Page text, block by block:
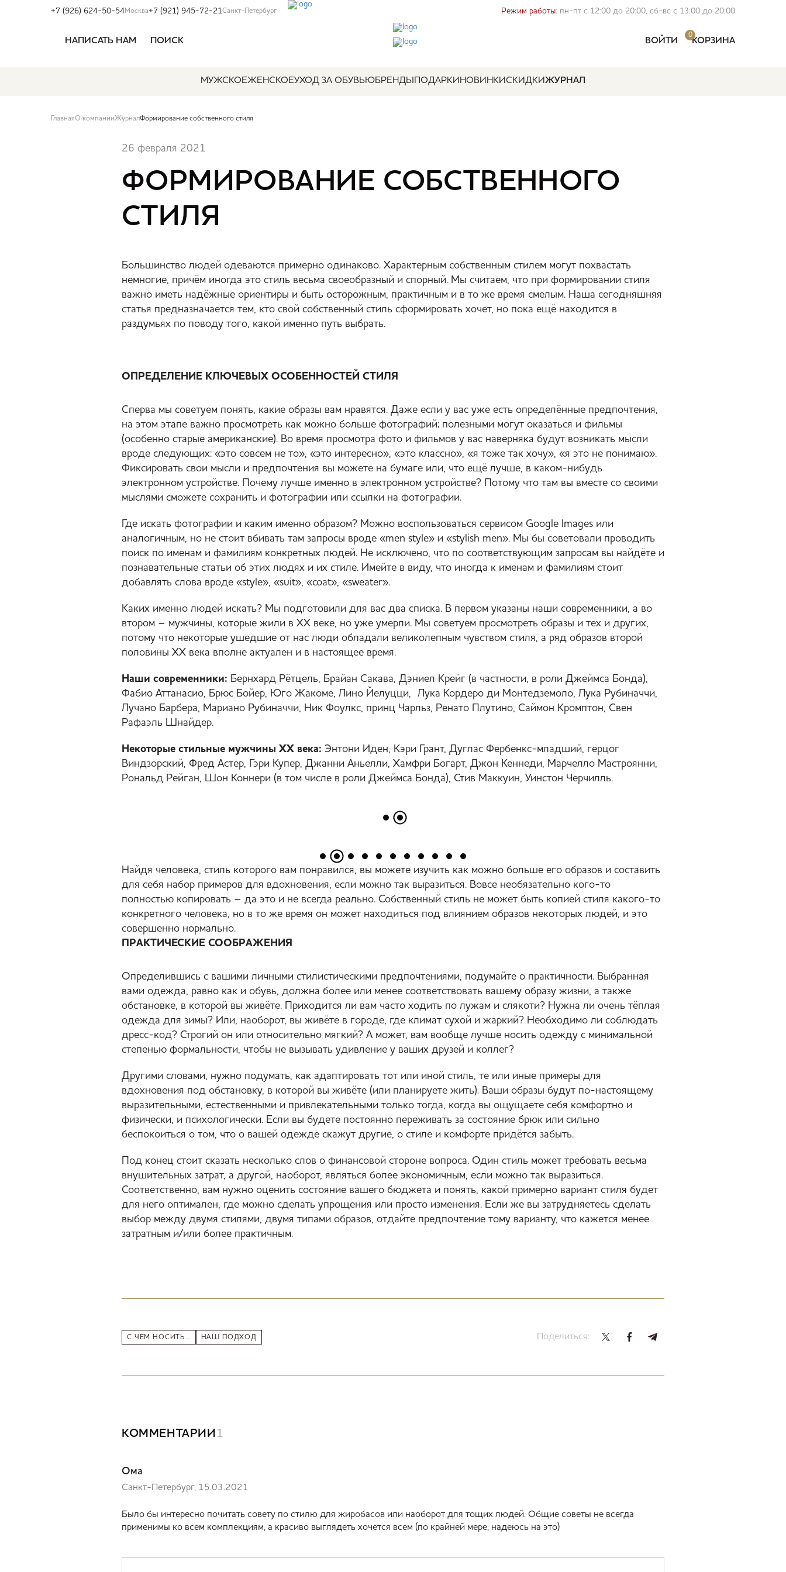
+7 (926) 624-50-54Москва+7 (921) 945-72-21Санкт-Петербург Режим работы: пн-пт с 12:00 до 20:00, сб-вс с 13:00 до 20:00
НАПИСАТЬ НАМ ПОИСК ВОЙТИ
0
КОРЗИНА
МУЖСКОЕЖЕНСКОЕУХОД ЗА ОБУВЬЮБРЕНДЫ ПОДАРКИ НОВИНКИСКИДКИЖУРНАЛ
ГлавнаяО компанииЖурналФормирование собственного стиля
26 февраля 2021
ФОРМИРОВАНИЕ СОБСТВЕННОГО
СТИЛЯ
Большинство людей одеваются примерно одинаково. Характерным собственным стилем могут похвастать
немногие, причём иногда это стиль весьма своеобразный и спорный. Мы считаем, что при формировании стиля
важно иметь надёжные ориентиры и быть осторожным, практичным и в то же время смелым. Наша сегодняшняя
статья предназначается тем, кто свой собственный стиль сформировать хочет, но пока ещё находится в
раздумьях по поводу того, какой именно путь выбрать.
ОПРЕДЕЛЕНИЕ КЛЮЧЕВЫХ ОСОБЕННОСТЕЙ СТИЛЯ
Сперва мы советуем понять, какие образы вам нравятся. Даже если у вас уже есть определённые предпочтения,
на этом этапе важно просмотреть как можно больше фотографий; полезными могут оказаться и фильмы
(особенно старые американские). Во время просмотра фото и фильмов у вас наверняка будут возникать мысли
вроде следующих: «это совсем не то», «это интересно», «это классно», «я тоже так хочу», «я это не понимаю».
Фиксировать свои мысли и предпочтения вы можете на бумаге или, что ещё лучше, в каком-нибудь
электронном устройстве. Почему лучше именно в электронном устройстве? Потому что там вы вместе со своими
мыслями сможете сохранить и фотографии или ссылки на фотографии.
Где искать фотографии и каким именно образом? Можно воспользоваться сервисом Google Images или
аналогичным, но не стоит вбивать там запросы вроде «men style» и «stylish men». Мы бы советовали проводить
поиск по именам и фамилиям конкретных людей. Не исключено, что по соответствующим запросам вы найдёте и
познавательные статьи об этих людях и их стиле. Имейте в виду, что иногда к именам и фамилиям стоит
добавлять слова вроде «style», «suit», «coat», «sweater».
Каких именно людей искать? Мы подготовили для вас два списка. В первом указаны наши современники, а во
втором – мужчины, которые жили в XX веке, но уже умерли. Мы советуем просмотреть образы и тех и других,
потому что некоторые ушедшие от нас люди обладали великолепным чувством стиля, а ряд образов второй
половины XX века вполне актуален и в настоящее время.
Наши современники: Бернхард Рётцель, Брайан Сакава, Дэниел Крейг (в частности, в роли Джеймса Бонда),
Фабио Аттанасио, Брюс Бойер, Юго Жакоме, Лино Йелуцци, Лука Кордеро ди Монтедземоло, Лука Рубиначчи,
Лучано Барбера, Мариано Рубиначчи, Ник Фоулкс, принц Чарльз, Ренато Плутино, Саймон Кромптон, Свен
Рафаэль Шнайдер.
Некоторые стильные мужчины XX века: Энтони Иден, Кэри Грант, Дуглас Фербенкс-младший, герцог
Виндзорский, Фред Астер, Гэри Купер, Джанни Аньелли, Хамфри Богарт, Джон Кеннеди, Марчелло Мастроянни,
Рональд Рейган, Шон Коннери (в том числе в роли Джеймса Бонда), Стив Маккуин, Уинстон Черчилль.
Найдя человека, стиль которого вам понравился, вы можете изучить как можно больше его образов и составить
для себя набор примеров для вдохновения, если можно так выразиться. Вовсе необязательно кого-то
полностью копировать – да это и не всегда реально. Собственный стиль не может быть копией стиля какого-то
конкретного человека, но в то же время он может находиться под влиянием образов некоторых людей, и это
совершенно нормально.
ПРАКТИЧЕСКИЕ СООБРАЖЕНИЯ
Определившись с вашими личными стилистическими предпочтениями, подумайте о практичности. Выбранная
вами одежда, равно как и обувь, должна более или менее соответствовать вашему образу жизни, а также
обстановке, в которой вы живёте. Приходится ли вам часто ходить по лужам и слякоти? Нужна ли очень тёплая
одежда для зимы? Или, наоборот, вы живёте в городе, где климат сухой и жаркий? Необходимо ли соблюдать
дресс-код? Строгий он или относительно мягкий? А может, вам вообще лучше носить одежду с минимальной
степенью формальности, чтобы не вызывать удивление у ваших друзей и коллег?
Другими словами, нужно подумать, как адаптировать тот или иной стиль, те или иные примеры для
вдохновения под обстановку, в которой вы живёте (или планируете жить). Ваши образы будут по-настоящему
выразительными, естественными и привлекательными только тогда, когда вы ощущаете себя комфортно и
физически, и психологически. Если вы будете постоянно переживать за состояние брюк или сильно
беспокоиться о том, что о вашей одежде скажут другие, о стиле и комфорте придётся забыть.
Под конец стоит сказать несколько слов о финансовой стороне вопроса. Один стиль может требовать весьма
внушительных затрат, а другой, наоборот, являться более экономичным, если можно так выразиться.
Соответственно, вам нужно оценить состояние вашего бюджета и понять, какой примерно вариант стиля будет
для него оптимален, где можно сделать упрощения или просто изменения. Если же вы затрудняетесь сделать
выбор между двумя стилями, двумя типами образов, отдайте предпочтение тому варианту, что кажется менее
затратным и/или более практичным.
С ЧЕМ НОСИТЬ... НАШ ПОДХОД Поделиться:
КОММЕНТАРИИ 1
Ома
Санкт-Петербург, 15.03.2021
Было бы интересно почитать совету по стилю для жиробасов или наоборот для тощих людей. Общие советы не всегда
применимы ко всем комплекциям, а красиво выглядеть хочется всем (по крайней мере, надеюсь на это)